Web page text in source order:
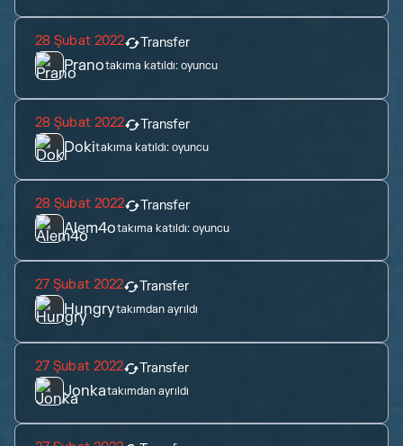
28 Şubat 2022 Transfer
Pranotakıma katıldı:oyuncu
28 Şubat 2022 Transfer
Dokitakıma katıldı: oyuncu
28 Şubat 2022 Transfer
Alem4otakıma katıldı:oyuncu
27 Şubat 2022 Transfer
Hungrytakımdan ayrıldı
27 Şubat 2022 Transfer
Jonkatakımdan ayrıldı